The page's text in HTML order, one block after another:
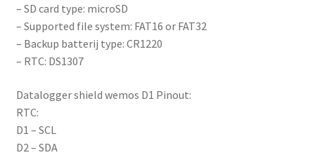
– SD card type: microSD
– Supported file system: FAT16 or FAT32
– Backup batterij type: CR1220
– RTC: DS1307
Datalogger shield wemos D1 Pinout:
RTC:
D1 – SCL
D2 – SDA